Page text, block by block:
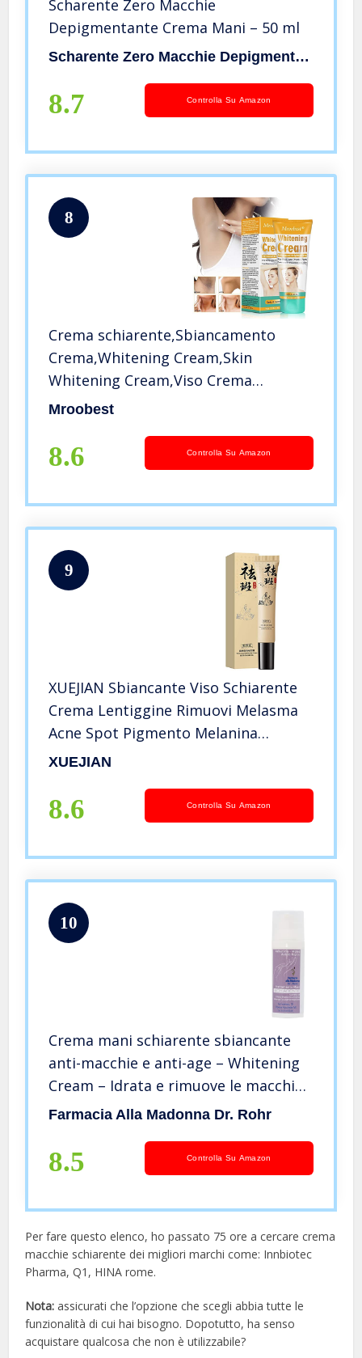
Scharente Zero Macchie
Depigmentante Crema Mani – 50 ml
Scharente Zero Macchie Depigmentante
8.7 Controlla Su Amazon
8
Crema schiarente,Sbiancamento
Crema,Whitening Cream,Skin
Whitening Cream,Viso Crema
schiarente,Crema Depigmentante
Efficace Sulle Macchie-60ML
Mroobest
8.6 Controlla Su Amazon
9
XUEJIAN Sbiancante Viso Schiarente
Crema Lentiggine Rimuovi Melasma
Acne Spot Pigmento Melanina
Macchie Scure Crema Idratante Cura
XUEJIAN
8.6 Controlla Su Amazon
10
Crema mani schiarente sbiancante
anti-macchie e anti-age – Whitening
Cream – Idrata e rimuove le macchie
nelle mani – Crema naturale Made in
ml
Farmacia Alla Madonna Dr. Rohr
8.5 Controlla Su Amazon
Per fare questo elenco, ho passato 75 ore a cercare crema
macchie schiarente dei migliori marchi come: Innbiotec
Pharma, Q1, HINA rome.
Nota: assicurati che l’opzione che scegli abbia tutte le
funzionalità di cui hai bisogno. Dopotutto, ha senso
acquistare qualcosa che non è utilizzabile?